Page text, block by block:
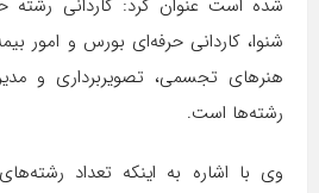
شده است عنوان کرد: کاردانی رشته
شنوا، کاردانی حرفه‌ای بورس و امور
هنرهای تجسمی، تصویربرداری و‌
رشته‌ها است.
وی با اشاره به اینکه تعداد